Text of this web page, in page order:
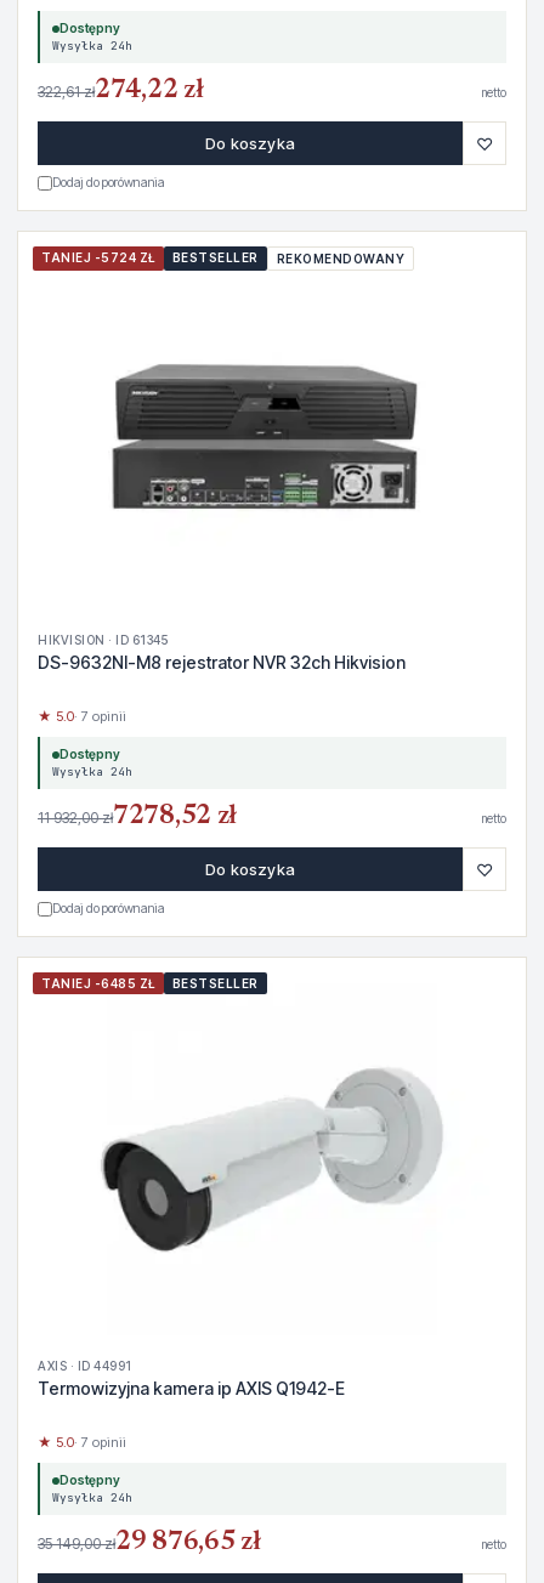
Dostępny
Wysyłka 24h
322,61 zł274,22 zł netto
Do koszyka ♡
Dodaj do porównania
TANIEJ -5724 ZŁ BESTSELLER REKOMENDOWANY
HIKVISION · ID 61345
DS-9632NI-M8 rejestrator NVR 32ch Hikvision
★ 5.0· 7 opinii
Dostępny
Wysyłka 24h
11 932,00 zł7278,52 zł netto
Do koszyka ♡
Dodaj do porównania
TANIEJ -6485 ZŁ BESTSELLER
AXIS · ID 44991
Termowizyjna kamera ip AXIS Q1942-E
★ 5.0· 7 opinii
Dostępny
Wysyłka 24h
35 149,00 zł29 876,65 zł netto